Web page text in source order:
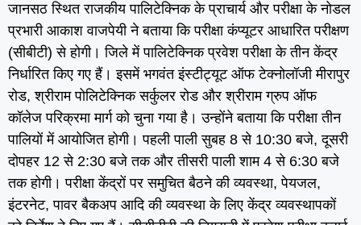
जानसठ स्थित राजकीय पालिटेक्निक के प्राचार्य और परीक्षा के नोडल
प्रभारी आकाश वाजपेयी ने बताया कि परीक्षा कंप्यूटर आधारित परीक्षण
(सीबीटी) से होगी। जिले में पालिटेक्निक प्रवेश परीक्षा के तीन केंद्र
निर्धारित किए गए हैं। इसमें भगवंत इंस्टीट्यूट ऑफ टेक्नोलॉजी मीरापुर
रोड, श्रीराम पोलिटेक्निक सर्कुलर रोड और श्रीराम ग्रुप ऑफ
कॉलेज परिक्रमा मार्ग को चुना गया है। उन्होंने बताया कि परीक्षा तीन
पालियों में आयोजित होगी। पहली पाली सुबह 8 से 10:30 बजे, दूसरी
दोपहर 12 से 2:30 बजे तक और तीसरी पाली शाम 4 से 6:30 बजे
तक होगी। परीक्षा केंद्रों पर समुचित बैठने की व्यवस्था, पेयजल,
इंटरनेट, पावर बैकअप आदि की व्यवस्था के लिए केंद्र व्यवस्थापकों